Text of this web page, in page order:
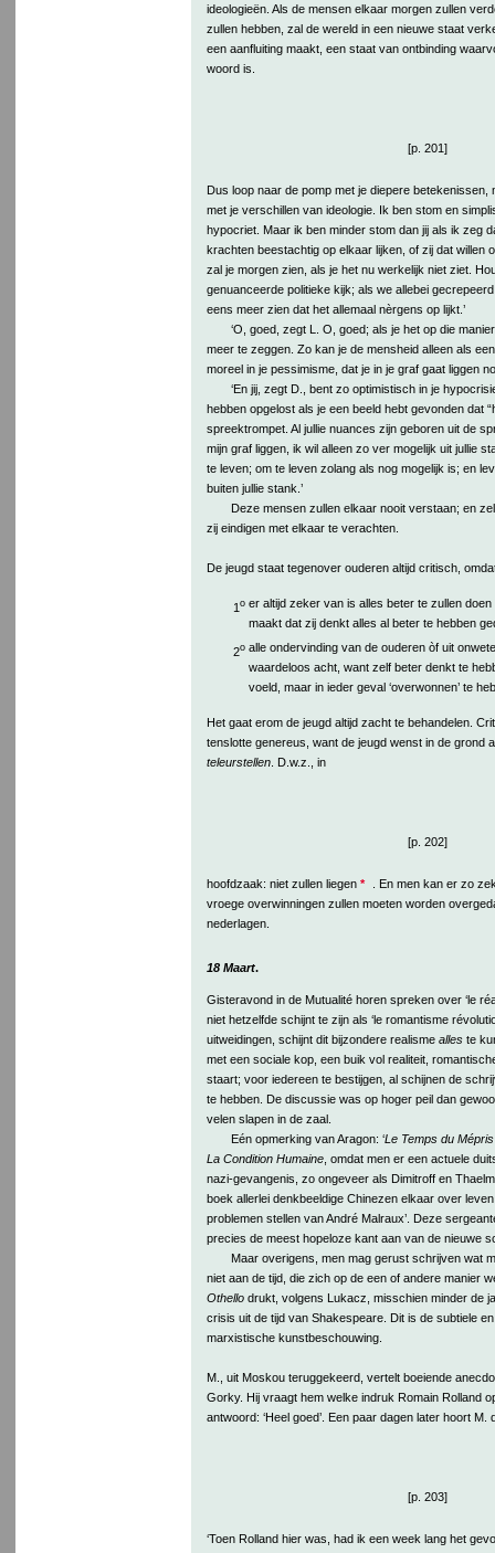
ideologieën. Als de mensen elkaar morgen zullen
zullen hebben, zal de wereld in een nieuwe staat
een aanfluiting maakt, een staat van ontbinding
woord is.
[p. 201]
Dus loop naar de pomp met je diepere betekenissen,
met je verschillen van ideologie. Ik ben stom en
hypocriet. Maar ik ben minder stom dan jij als ik zeg
krachten beestachtig op elkaar lijken, of zij dat willen
zal je morgen zien, als je het nu werkelijk niet ziet.
genuanceerde politieke kijk; als we allebei
eens meer zien dat het allemaal nèrgens op lijkt.’
‘O, goed, zegt L. O, goed; als je het op die
meer te zeggen. Zo kan je de mensheid alleen als
moreel in je pessimisme, dat je in je graf gaat liggen
‘En jij, zegt D., bent zo optimistisch in je
hebben opgelost als je een beeld hebt gevonden dat
spreektrompet. Al jullie nuances zijn geboren uit de
mijn graf liggen, ik wil alleen zo ver mogelijk uit jullie
te leven; om te leven zolang als nog mogelijk is; en
buiten jullie stank.’
Deze mensen zullen elkaar nooit verstaan; en
zij eindigen met elkaar te verachten.
De jeugd staat tegenover ouderen altijd critisch,
1 o er altijd zeker van is alles beter te zullen
maakt dat zij denkt alles al beter te hebben
2o alle ondervinding van de ouderen òf uit
waardeloos acht, want zelf beter denkt te
voeld, maar in ieder geval ‘overwonnen’ te
Het gaat erom de jeugd altijd zacht te behandelen.
tenslotte genereus, want de jeugd wenst in de grond
teleurstellen. D.w.z., in
[p. 202]
hoofdzaak: niet zullen liegen *
. En men kan er zo
vroege overwinningen zullen moeten worden
nederlagen.
18 Maart.
Gisteravond in de Mutualité horen spreken over ‘le
niet hetzelfde schijnt te zijn als ‘le romantisme
uitweidingen, schijnt dit bijzondere realisme alleste
met een sociale kop, een buik vol realiteit,
staart; voor iedereen te bestijgen, al schijnen de
te hebben. De discussie was op hoger peil dan
velen slapen in de zaal.
Eén opmerking van Aragon: ‘Le Temps du Mépris
La Condition Humaine, omdat men er een actuele
nazi-gevangenis, zo ongeveer als Dimitroff en
boek allerlei denkbeeldige Chinezen elkaar over
problemen stellen van André Malraux’. Deze
precies de meest hopeloze kant aan van de nieuwe
Maar overigens, men mag gerust schrijven wat
niet aan de tijd, die zich op de een of andere manier
Othellodrukt, volgens Lukacz, misschien minder de
crisis uit de tijd van Shakespeare. Dit is de subtiele
marxistische kunstbeschouwing.
M., uit Moskou teruggekeerd, vertelt boeiende
Gorky. Hij vraagt hem welke indruk Romain Rolland
antwoord: ‘Heel goed’. Een paar dagen later hoort M.
[p. 203]
‘Toen Rolland hier was, had ik een week lang het